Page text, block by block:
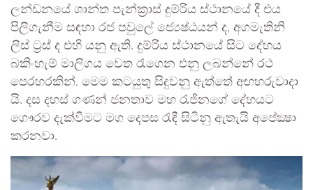
ලන්ඩනයේ ශාන්ත පැන්ක්‍රාස් දුම්රිය ස්ථානයේ දී එය
පිලිගැනීම සඳහා රජ පවුලේ ජ්‍යෙෂ්ඨයන් ද, අගමැතිනි
ලිස් ට්‍රස් ද එහි යනු ඇති. දුම්රිය ස්ථානයේ සිට දේහය
බකිංහැම් මාලිගය වෙත රැගෙන එනු ලබන්නේ රථ
පෙරහරකින්. මෙම කටයුතු සිදුවනු ඇත්තේ අඟහරුවාදා
යි. දස දහස් ගණන් ජනතාව මහ රැජිනගේ දේහයට
ගෞරව දැක්වීමට මග දෙපස රැඳී සිටිනු ඇතැයි අපේක්‍ෂා
කරනවා.